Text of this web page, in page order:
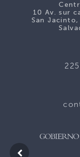
10 Av. sur
San